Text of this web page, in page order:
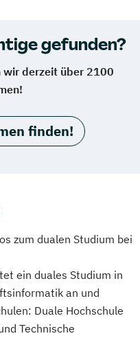
gefunden?
derzeit über 2100
finden!
zum dualen Studium bei
ein duales Studium in
an und
Duale Hochschule
Technische